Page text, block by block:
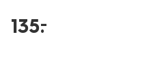
135.
–